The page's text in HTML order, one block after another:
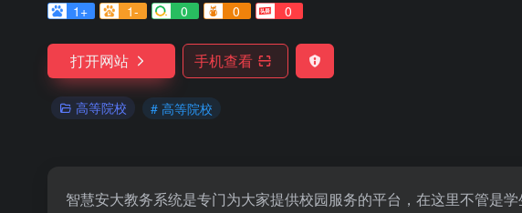
1+
1- 0 0 0
打开网站 手机查看
高等院校 # 高等院校
智慧安大教务系统是专门为大家提供校园服务的平台，在这里不管是